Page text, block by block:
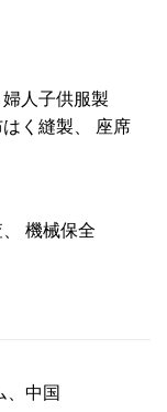
婦人子供服製
はく縫製
座席
機械保全
、中国